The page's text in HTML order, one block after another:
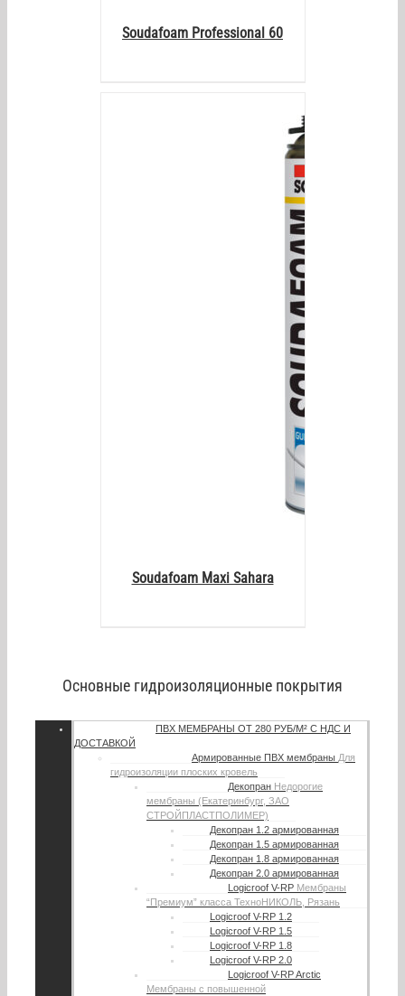
Soudafoam Professional 60
Soudafoam Maxi Sahara
Основные гидроизоляционные покрытия
ПВХ МЕМБРАНЫ ОТ 280 РУБ/М² С НДС И
ДОСТАВКОЙ
Армированные ПВХ мембраны Для
гидроизоляции плоских кровель
Декопран Недорогие
мембраны (Екатеринбург, ЗАО
СТРОЙПЛАСТПОЛИМЕР)
Декопран 1.2 армированная
Декопран 1.5 армированная
Декопран 1.8 армированная
Декопран 2.0 армированная
Logicroof V-RP Мембраны
“Премиум” класса ТехноНИКОЛЬ, Рязань
Logicroof V-RP 1.2
Logicroof V-RP 1.5
Logicroof V-RP 1.8
Logicroof V-RP 2.0
Logicroof V-RP Arctic
Мембраны с повышенной